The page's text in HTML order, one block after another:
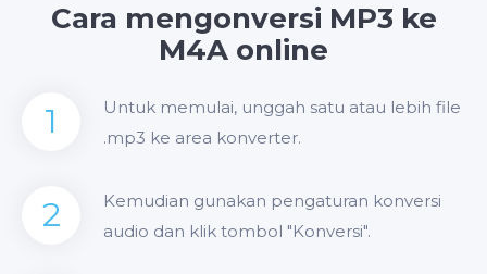
Cara mengonversi MP3 ke
M4A online
1
Untuk memulai, unggah satu atau lebih file
.mp3 ke area konverter.
2
Kemudian gunakan pengaturan konversi
audio dan klik tombol "Konversi".